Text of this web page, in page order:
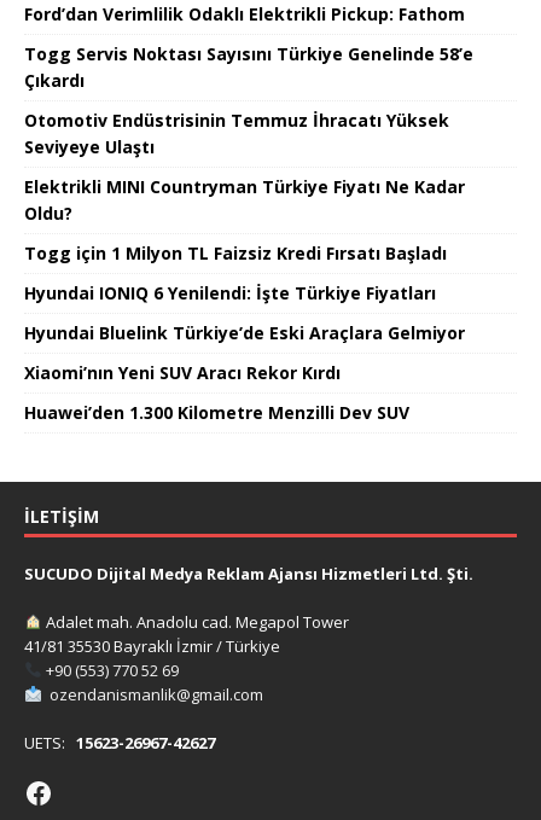
Ford’dan Verimlilik Odaklı Elektrikli Pickup: Fathom
Togg Servis Noktası Sayısını Türkiye Genelinde 58’e
Çıkardı
Otomotiv Endüstrisinin Temmuz İhracatı Yüksek
Seviyeye Ulaştı
Elektrikli MINI Countryman Türkiye Fiyatı Ne Kadar
Oldu?
Togg için 1 Milyon TL Faizsiz Kredi Fırsatı Başladı
Hyundai IONIQ 6 Yenilendi: İşte Türkiye Fiyatları
Hyundai Bluelink Türkiye’de Eski Araçlara Gelmiyor
Xiaomi’nın Yeni SUV Aracı Rekor Kırdı
Huawei’den 1.300 Kilometre Menzilli Dev SUV
İLETIŞIM
SUCUDO Dijital Medya Reklam Ajansı Hizmetleri Ltd. Şti.
Adalet mah. Anadolu cad. Megapol Tower
41/81 35530 Bayraklı İzmir / Türkiye
+90 (553) 770 52 69
ozendanismanlik@gmail.com
UETS: 15623-26967-42627